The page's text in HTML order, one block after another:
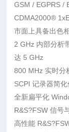
GSM / EGPRS /
CDMA2000®
市面上具备出色
2 GHz 内部分析
达 5 GHz
800 MHz 实时分
SCPI 记录器简
全新扁平化
R&S?FSW 信号
高性能